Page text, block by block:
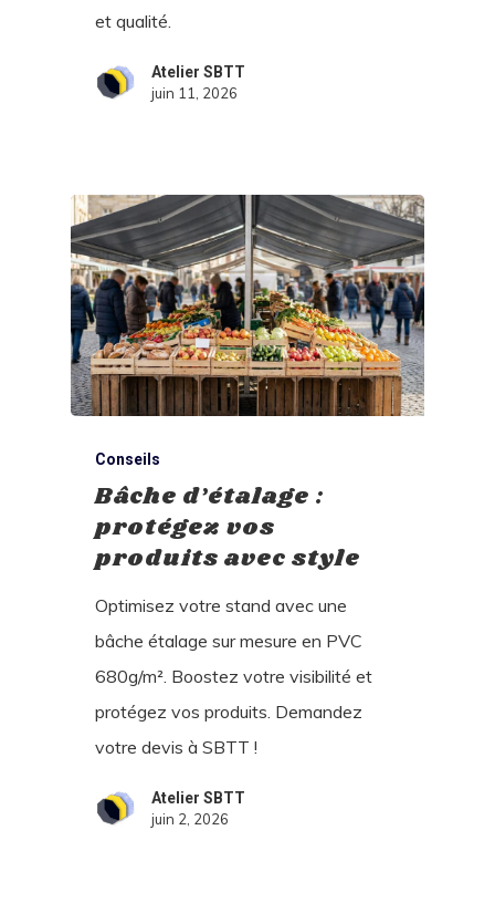
et qualité.
Atelier SBTT
juin 11, 2026
Conseils
Bâche d’étalage :
protégez vos
produits avec style
Optimisez votre stand avec une
bâche étalage sur mesure en PVC
680g/m². Boostez votre visibilité et
protégez vos produits. Demandez
votre devis à SBTT !
Atelier SBTT
juin 2, 2026